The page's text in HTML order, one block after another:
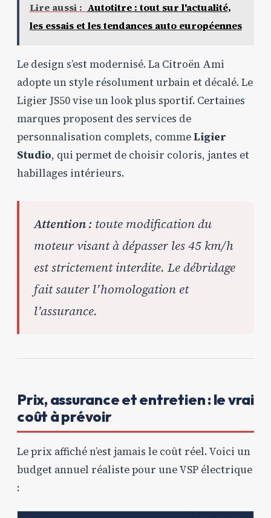
Lire aussi : Autotitre : tout sur l'actualité,
les essais et les tendances auto européennes
Le design s’est modernisé. La Citroën Ami
adopte un style résolument urbain et décalé. Le
Ligier JS50 vise un look plus sportif. Certaines
marques proposent des services de
personnalisation complets, commeLigier
Studio, qui permet de choisir coloris, jantes et
habillages intérieurs.
Attention : toute modification du
moteur visant à dépasser les 45 km/h
est strictement interdite. Le débridage
fait sauter l’homologation et
l’assurance.
Prix, assurance et entretien : le vrai
coût à prévoir
Le prix affiché n’est jamais le coût réel. Voici un
budget annuel réaliste pour une VSP électrique
: